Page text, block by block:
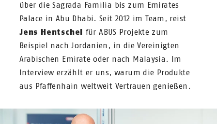
über die Sagrada Familia bis zum Emirates
Palace in Abu Dhabi. Seit 2012 im Team, reist
Jens Hentschel für ABUS Projekte zum
Beispiel nach Jordanien, in die Vereinigten
Arabischen Emirate oder nach Malaysia. Im
Interview erzählt er uns, warum die Produkte
aus Pfaffenhain weltweit Vertrauen genießen.